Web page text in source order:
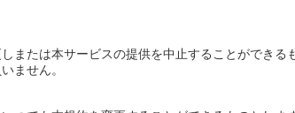
または本サービスの提供を中止することができる
ません。